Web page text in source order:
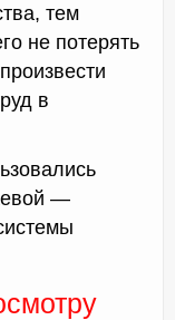
тем
не потерять
в
—